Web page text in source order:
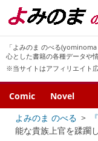
「よみのま のべる
心とした書籍の各種データや
※当サイトはアフィリエイト
Comic
Novel
よみのま のべる
能な貴族上官を蹂躙